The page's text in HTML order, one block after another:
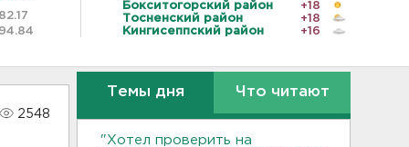
Бокситогорский район
+18
Тосненский район
+18
Кингисеппский район
+16
2548
Темы дня Что читают
"Хотел проверить на